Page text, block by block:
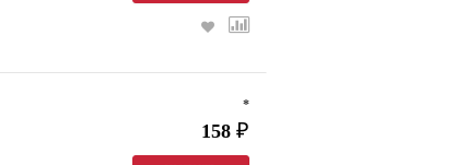
*
158 ₽